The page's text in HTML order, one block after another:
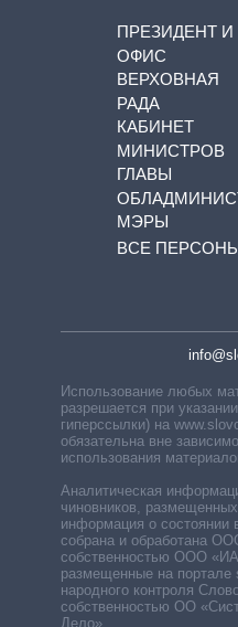
ПРЕЗИДЕНТ И
ОФИС
ВЕРХОВНАЯ
РАДА
КАБИНЕТ
МИНИСТРОВ
ГЛАВЫ
МЭРЫ
ВСЕ
Использование любых
разрешается при
гиперссылки) на
обязательна вне
использования
Аналитическая
чиновников,
информация о состоянии
собрана и обработана
собственностью ООО
размещенные на портале
народного контроля
собственностью ОО
Дело».